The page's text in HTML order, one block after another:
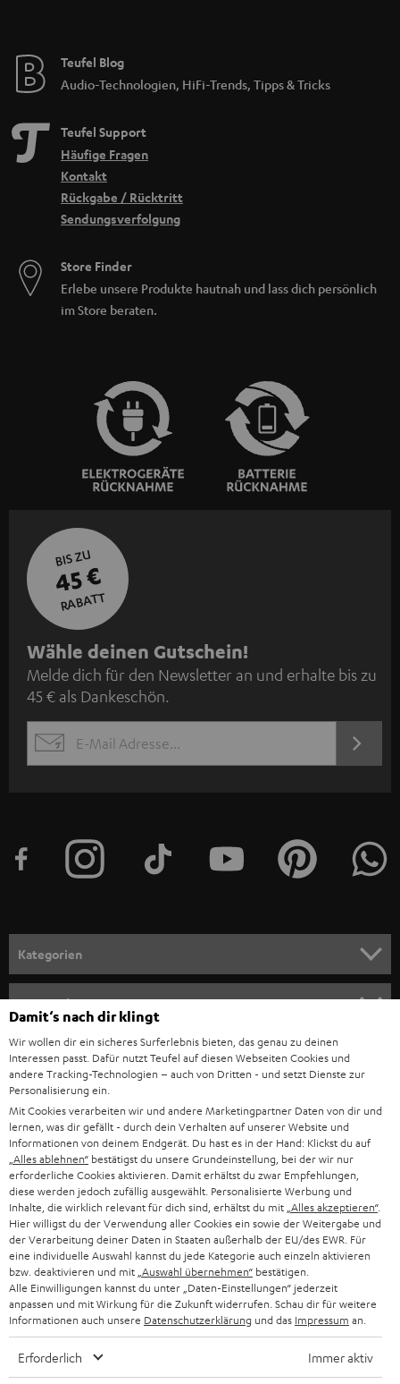
Teufel Blog
Audio-Technologien, HiFi-Trends, Tipps & Tricks
Teufel Support
Häufige Fragen
Kontakt
Rückgabe / Rücktritt
Sendungsverfolgung
Store Finder
Erlebe unsere Produkte hautnah und lass dich persönlich
im Store beraten.
BIS ZU
45 €
RABATT
N
e
w
s
l
e
n
m
e
l
d
u
n
g
Wähle deinen Gutschein!
Melde dich für den Newsletter an und erhalte bis zu
45 € als Dankeschön.
EMAIL
JETZT
Kategorien
SOUNDBAR
HIFI-LAUTSPRECHER
SMART HOME
BLUETOOTH-LAUTSPRECHER
KOPFHÖRER
BLUETOOTH-KOPFHÖRER
STEREOANLAGEN
Unternehmen
SUPPORT
KARRIERE
PRESSE & MARKETING
GESCHÄFTSKUNDEN
PARTNERPROGRAMM
BLOG
NEWSLETTER
STORES
DEINE VORTEILE BEI TEUFEL
Teufel Onlineshops
DEUTSCHLAND
ÖSTERREICH
SCHWEIZ
NIEDERLANDE
BELGIEN
FRANKREICH
Damit‘s nach dir klingt
Wir wollen dir ein sicheres Surferlebnis bieten, das genau zu deinen
Interessen passt. Dafür nutzt Teufel auf diesen Webseiten Cookies und
andere Tracking-Technologien – auch von Dritten - und setzt Dienste zur
Personalisierung ein.
Mit Cookies verarbeiten wir und andere Marketingpartner Daten von dir und
lernen, was dir gefällt - durch dein Verhalten auf unserer Website und
Informationen von deinem Endgerät. Du hast es in der Hand: Klickst du auf
„Alles ablehnen“ bestätigst du unsere Grundeinstellung, bei der wir nur
erforderliche Cookies aktivieren. Damit erhältst du zwar Empfehlungen,
diese werden jedoch zufällig ausgewählt. Personalisierte Werbung und
Inhalte, die wirklich relevant für dich sind, erhältst du mit „Alles akzeptieren“.
Hier willigst du der Verwendung aller Cookies ein sowie der Weitergabe und
der Verarbeitung deiner Daten in Staaten außerhalb der EU/des EWR. Für
eine individuelle Auswahl kannst du jede Kategorie auch einzeln aktivieren
bzw. deaktivieren und mit „Auswahl übernehmen“ bestätigen.
Alle Einwilligungen kannst du unter „Daten-Einstellungen“ jederzeit
anpassen und mit Wirkung für die Zukunft widerrufen. Schau dir für weitere
Informationen auch unsere Datenschutzerklärung und das Impressum an.
Erforderlich Immer aktiv